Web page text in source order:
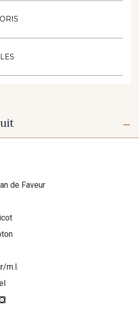
de Faveur
m.l.